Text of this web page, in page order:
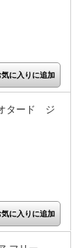
タード ジ